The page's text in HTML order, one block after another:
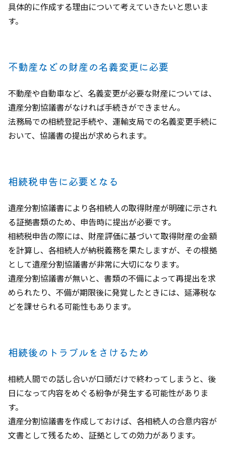
具体的に作成する理由について考えていきたいと思いま
す。
不動産などの財産の名義変更に必要
不動産や自動車など、名義変更が必要な財産については、
遺産分割協議書がなければ手続きができません。
法務局での相続登記手続や、運輸支局での名義変更手続に
おいて、協議書の提出が求められます。
相続税申告に必要となる
遺産分割協議書により各相続人の取得財産が明確に示され
る証拠書類のため、申告時に提出が必要です。
相続税申告の際には、財産評価に基づいて取得財産の金額
を計算し、各相続人が納税義務を果たしますが、その根拠
として遺産分割協議書が非常に大切になります。
遺産分割協議書が無いと、書類の不備によって再提出を求
められたり、不備が期限後に発覚したときには、延滞税な
どを課せられる可能性もあります。
相続後のトラブルをさけるため
相続人間での話し合いが口頭だけで終わってしまうと、後
日になって内容をめぐる紛争が発生する可能性がありま
す。
遺産分割協議書を作成しておけば、各相続人の合意内容が
文書として残るため、証拠としての効力があります。